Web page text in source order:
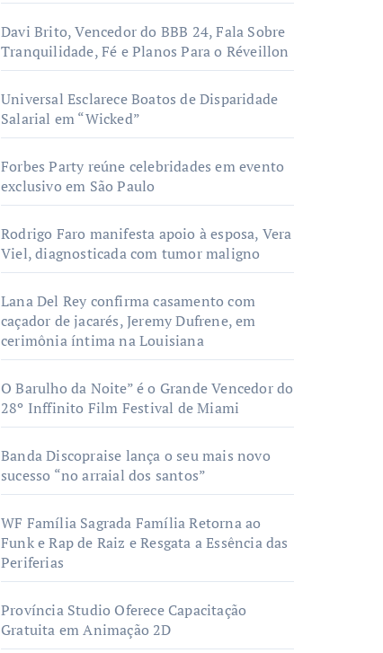
Davi Brito, Vencedor do BBB 24, Fala Sobre
Tranquilidade, Fé e Planos Para o Réveillon
Universal Esclarece Boatos de Disparidade
Salarial em “Wicked”
Forbes Party reúne celebridades em evento
exclusivo em São Paulo
Rodrigo Faro manifesta apoio à esposa, Vera
Viel, diagnosticada com tumor maligno
Lana Del Rey confirma casamento com
caçador de jacarés, Jeremy Dufrene, em
cerimônia íntima na Louisiana
O Barulho da Noite” é o Grande Vencedor do
28º Inffinito Film Festival de Miami
Banda Discopraise lança o seu mais novo
sucesso “no arraial dos santos”
WF Família Sagrada Família Retorna ao
Funk e Rap de Raiz e Resgata a Essência das
Periferias
Província Studio Oferece Capacitação
Gratuita em Animação 2D